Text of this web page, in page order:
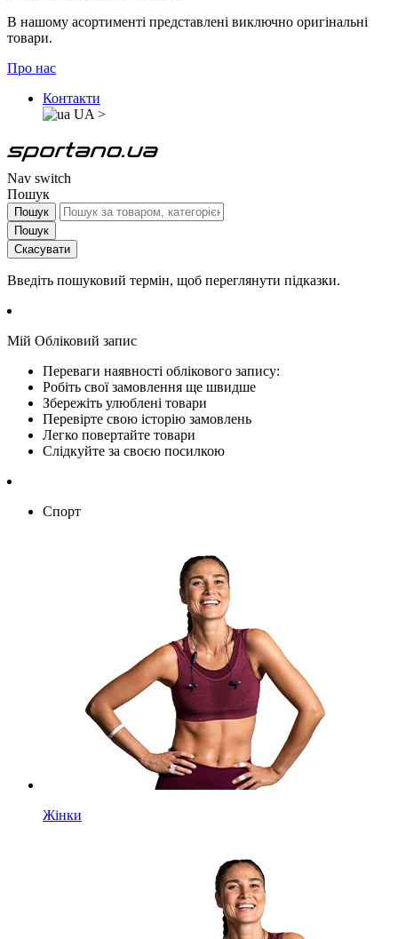
В нашому асортименті представлені виключно оригінальні
товари.
Про нас
Контакти
UA >
Nav switch
Пошук
Пошук
Пошук
Скасувати
Введіть пошуковий термін, щоб переглянути підказки.
Мій Обліковий запис
Переваги наявності облікового запису:
Робіть свої замовлення ще швидше
Збережіть улюблені товари
Перевірте свою історію замовлень
Легко повертайте товари
Слідкуйте за своєю посилкою
Спорт
Жінки